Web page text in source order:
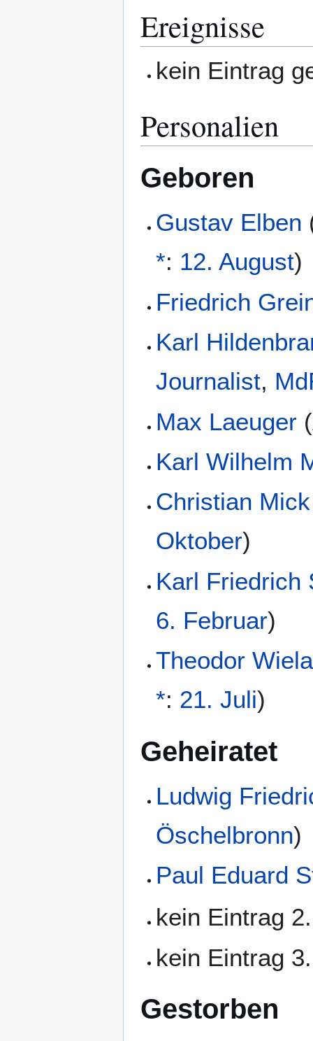
Ereignisse
kein Eintrag
Personalien
Geboren
Gustav Elben
*: 12. August)
Friedrich
Karl
Journalist,
Max Laeuger (
Karl Wilhelm
Christian Mick
Oktober)
Karl Friedrich
6. Februar)
Theodor
*: 21. Juli)
Geheiratet
Ludwig
Öschelbronn)
Paul Eduard
kein Eintrag
kein Eintrag
Gestorben